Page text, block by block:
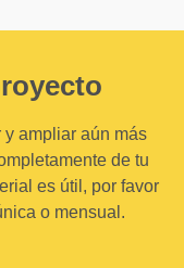
ampliar aún más
de tu
es útil, por favor
o mensual.